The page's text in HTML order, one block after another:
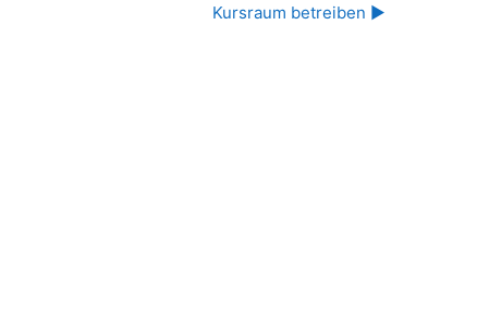
Kursraum betreiben ▶︎